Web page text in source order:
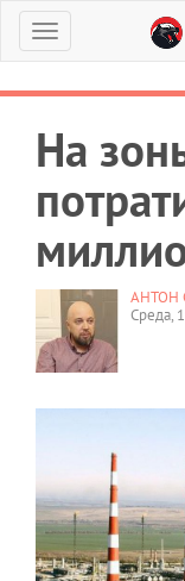
Меню
На
АНТОН
Среда,